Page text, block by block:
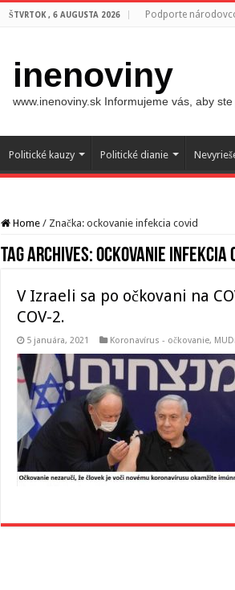
ŠTVRTOK , 6 AUGUSTA 2026 Podporte
inenoviny
www.inenoviny.sk Informujeme vás, aby
Politické kauzy Politické dianie
Home / Značka: ockovanie infekcia covid
Tag Archives:ockovanie infekcia
V Izraeli sa po očkovani na
COV-2.
5 januára, 2021 Koronavírus - očkovanie,